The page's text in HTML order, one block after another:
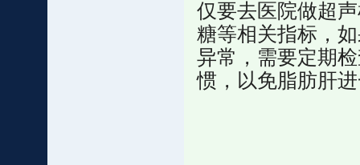
仅要去医院做超
糖等相关指标，
异常，需要定期
惯，以免脂肪肝